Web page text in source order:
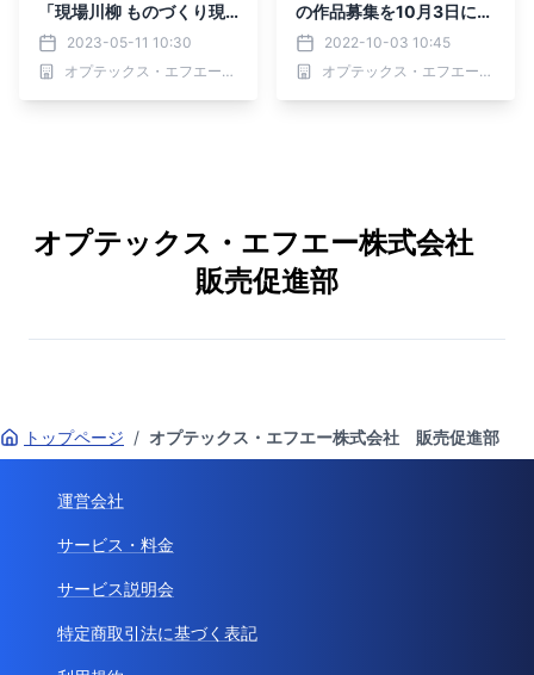
「現場川柳 ものづくり現
場の作業着日誌」が5月11
日発売
2023-05-11 10:30
オプテックス・エフエー株式会社 販売促進部
の作品募集を10月3日に開
始
2022-10-03 10:45
オプテックス・エフエー株式会社 販売促進部
オプテックス・エフエー株式会社
販売促進部
トップページ / オプテックス・エフエー株式会社 販売促進部
運営会社
サービス・料金
サービス説明会
特定商取引法に基づく表記